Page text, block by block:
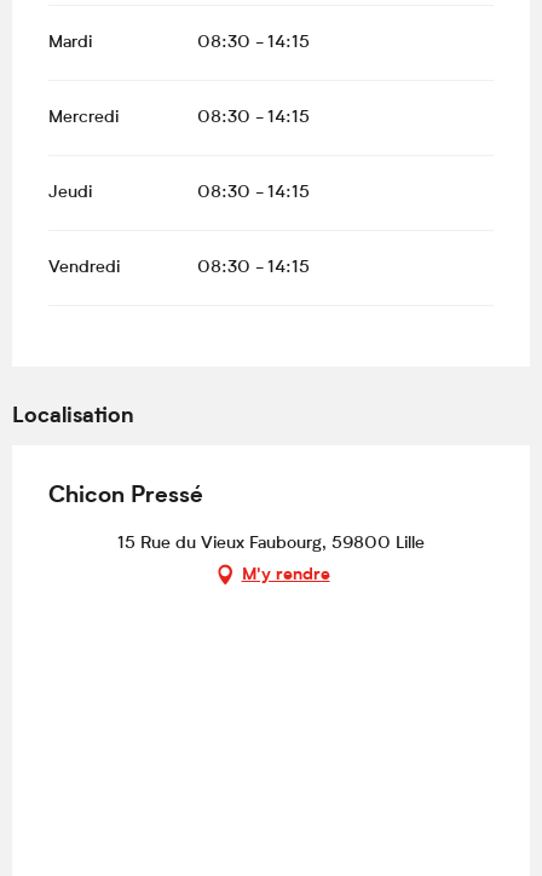
Mardi 08:30 - 14:15
Mercredi 08:30 - 14:15
Jeudi 08:30 - 14:15
Vendredi 08:30 - 14:15
Localisation
Chicon Pressé
15 Rue du Vieux Faubourg, 59800 Lille
M'y rendre